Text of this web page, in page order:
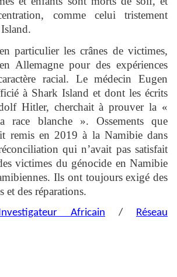
comme celui tristement
particulier les crânes de victimes,
Allemagne pour des expériences
racial. Le médecin Eugen
à Shark Island et dont les écrits
Hitler, cherchait à prouver la «
race blanche ». Ossements que
remis en 2019 à la Namibie dans
qui n’avait pas satisfait
victimes du génocide en Namibie
Ils ont toujours exigé des
et des réparations.
Africain / Réseau